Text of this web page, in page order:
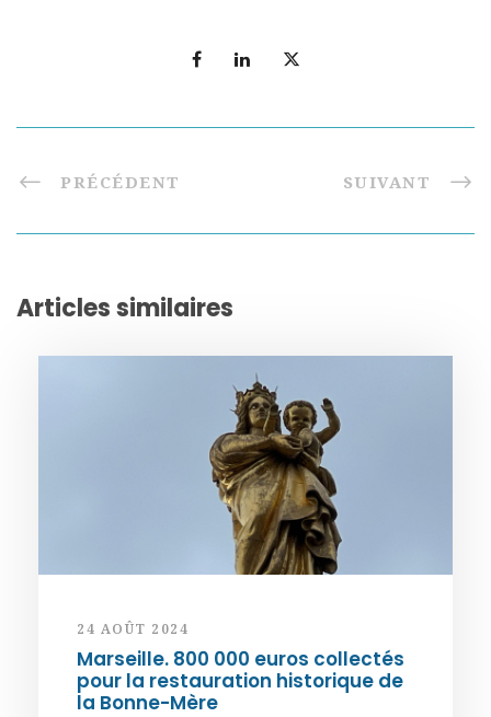
PRÉCÉDENT SUIVANT
Articles similaires
24 AOÛT 2024
Marseille. 800 000 euros collectés
pour la restauration historique de
la Bonne-Mère